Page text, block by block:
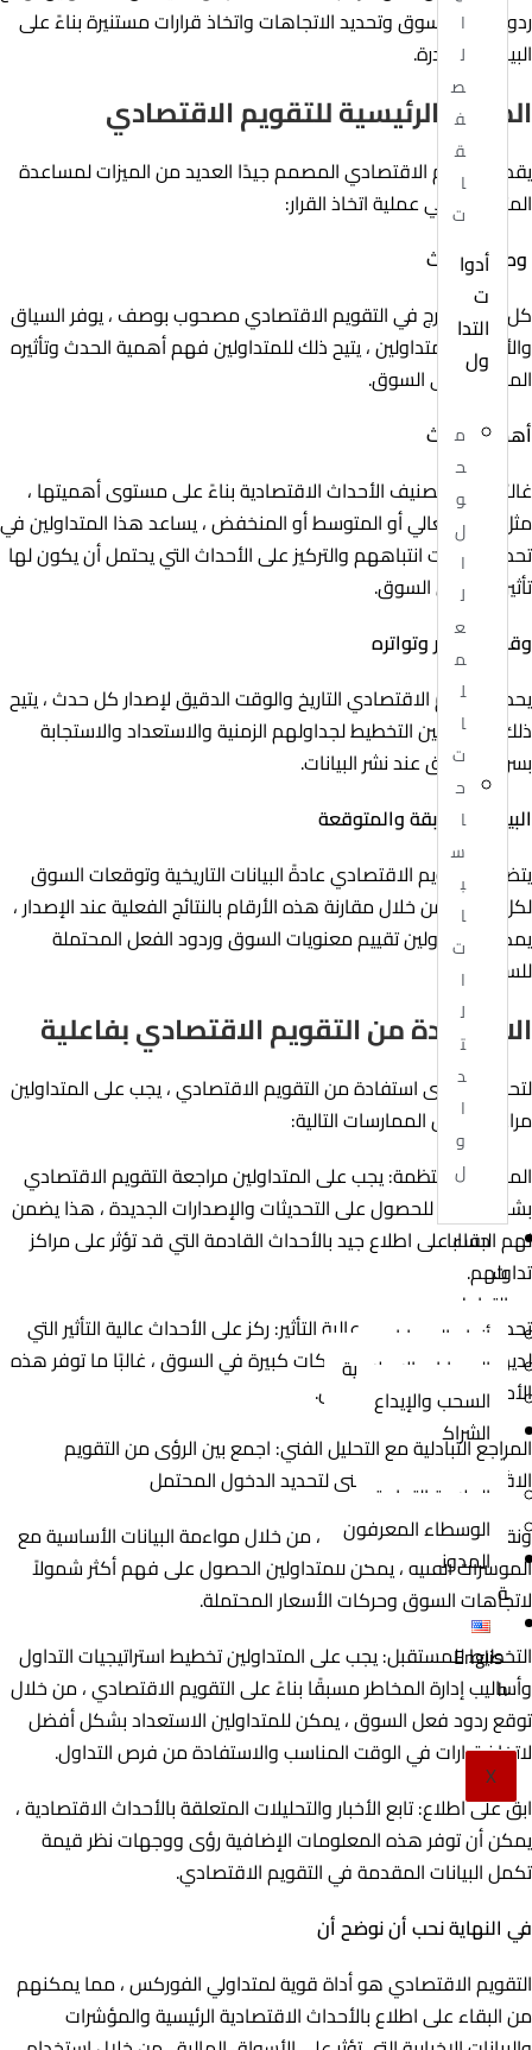
ا
ل
ص
ف
ق
ا
ت
أدوا
ت
التدا
ول
م
ح
و
ل
ا
ل
ع
م
ل
ا
ت
ح
ا
س
ب
ا
ت
ا
ل
ت
د
ا
و
ل
حسابا
ت
التداول
أنواع الحسابات
الحسابات الإسلامية
السحب والإيداع
الشراك
ة
العلامة التجارية
الوسطاء المعرفون
المدون
ة
Englis
h
X
ردود فعل السوق وتحديد الاتجاهات واتخاذ قرارات مستنيرة بناءً على
البيانات الصادرة.
الميزات الرئيسية للتقويم الاقتصادي
يقدم التقويم الاقتصادي المصمم جيدًا العديد من الميزات لمساعدة
المتداولين في عملية اتخاذ القرار:
وصف الحدث
كل حدث مدرج في التقويم الاقتصادي مصحوب بوصف ، يوفر السياق
والأهمية للمتداولين ، يتيح ذلك للمتداولين فهم أهمية الحدث وتأثيره
المحتمل على السوق.
أهمية الحدث
غالبًا ما يتم تصنيف الأحداث الاقتصادية بناءً على مستوى أهميتها ،
مثل التأثير العالي أو المتوسط أو المنخفض ، يساعد هذا المتداولين في
تحديد أولويات انتباههم والتركيز على الأحداث التي يحتمل أن يكون لها
تأثير أكبر على السوق.
وقت الإصدار وتواتره
يحدد التقويم الاقتصادي التاريخ والوقت الدقيق لإصدار كل حدث ، يتيح
ذلك للمتداولين التخطيط لجداولهم الزمنية والاستعداد والاستجابة
بسرعة للسوق عند نشر البيانات.
البيانات السابقة والمتوقعة
يتضمن التقويم الاقتصادي عادةً البيانات التاريخية وتوقعات السوق
لكل حدث ، من خلال مقارنة هذه الأرقام بالنتائج الفعلية عند الإصدار ،
يمكن للمتداولين تقييم معنويات السوق وردود الفعل المحتملة
للسوق.
الاستفادة من التقويم الاقتصادي بفاعلية
لتحقيق أقصى استفادة من التقويم الاقتصادي ، يجب على المتداولين
مراعاة أفضل الممارسات التالية:
المراقبة المنتظمة: يجب على المتداولين مراجعة التقويم الاقتصادي
بشكل متكرر للحصول على التحديثات والإصدارات الجديدة ، هذا يضمن
لهم البقاء على اطلاع جيد بالأحداث القادمة التي قد تؤثر على مراكز
تداولهم.
تحديد أولويات الأحداث عالية التأثير: ركز على الأحداث عالية التأثير التي
لديها القدرة على إحداث تحركات كبيرة في السوق ، غالبًا ما توفر هذه
الأحداث أفضل فرص التداول.
المراجع التبادلية مع التحليل الفني: اجمع بين الرؤى من التقويم
الاقتصادي والتحليل الفني لتحديد الدخول المحتمل
ونقاط الخروج من الصفقات ، من خلال مواءمة البيانات الأساسية مع
المؤشرات الفنية ، يمكن للمتداولين الحصول على فهم أكثر شمولاً
لاتجاهات السوق وحركات الأسعار المحتملة.
التخطيط للمستقبل: يجب على المتداولين تخطيط استراتيجيات التداول
وأساليب إدارة المخاطر مسبقًا بناءً على التقويم الاقتصادي ، من خلال
توقع ردود فعل السوق ، يمكن للمتداولين الاستعداد بشكل أفضل
لاتخاذ قرارات في الوقت المناسب والاستفادة من فرص التداول.
ابق على اطلاع: تابع الأخبار والتحليلات المتعلقة بالأحداث الاقتصادية ،
يمكن أن توفر هذه المعلومات الإضافية رؤى ووجهات نظر قيمة
تكمل البيانات المقدمة في التقويم الاقتصادي.
في النهاية نحب أن نوضح أن
التقويم الاقتصادي هو أداة قوية لمتداولي الفوركس ، مما يمكنهم
من البقاء على اطلاع بالأحداث الاقتصادية الرئيسية والمؤشرات